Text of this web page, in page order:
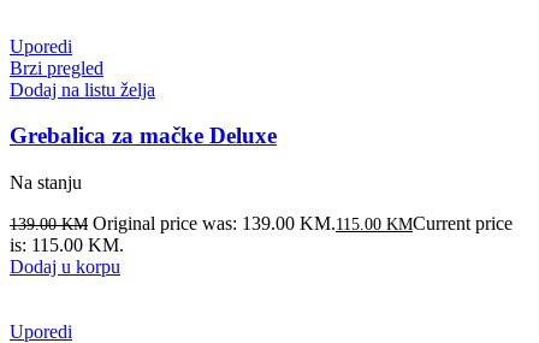
Uporedi
Brzi pregled
Dodaj na listu želja
Grebalica za mačke Deluxe
Na stanju
139.00KM Original price was: 139.00 KM.115.00 KMCurrent price
is: 115.00 KM.
Dodaj u korpu
Uporedi